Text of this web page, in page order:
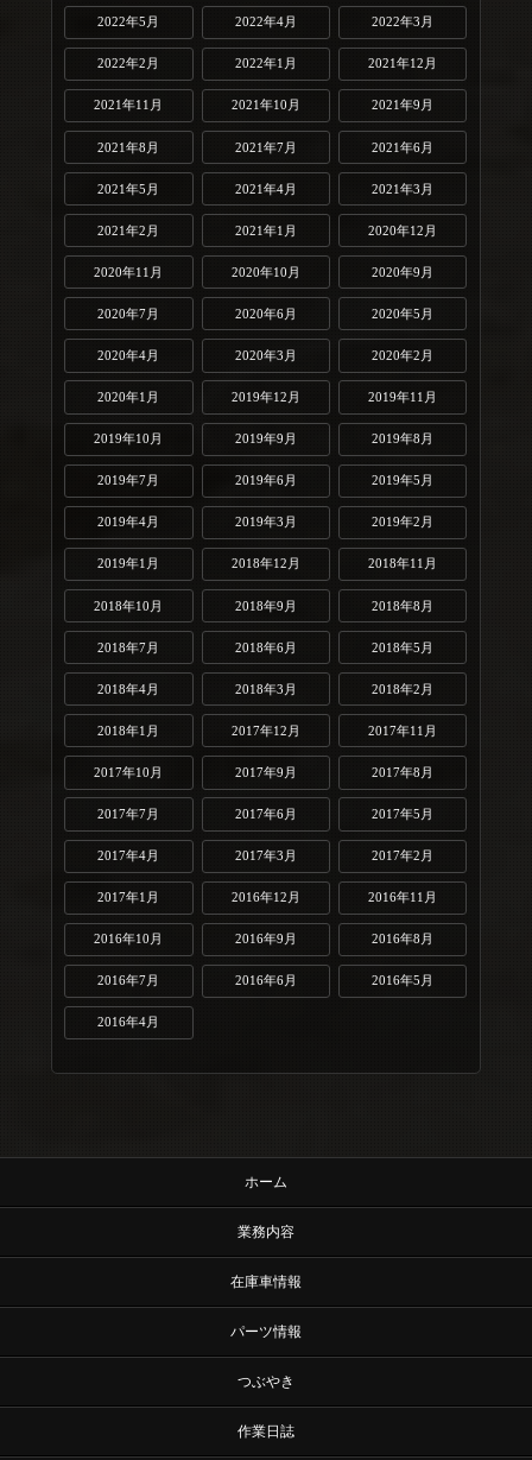
2022年5月 2022年4月 2022年3月
2022年2月 2022年1月 2021年12月
2021年11月 2021年10月 2021年9月
2021年8月 2021年7月 2021年6月
2021年5月 2021年4月 2021年3月
2021年2月 2021年1月 2020年12月
2020年11月 2020年10月 2020年9月
2020年7月 2020年6月 2020年5月
2020年4月 2020年3月 2020年2月
2020年1月 2019年12月 2019年11月
2019年10月 2019年9月 2019年8月
2019年7月 2019年6月 2019年5月
2019年4月 2019年3月 2019年2月
2019年1月 2018年12月 2018年11月
2018年10月 2018年9月 2018年8月
2018年7月 2018年6月 2018年5月
2018年4月 2018年3月 2018年2月
2018年1月 2017年12月 2017年11月
2017年10月 2017年9月 2017年8月
2017年7月 2017年6月 2017年5月
2017年4月 2017年3月 2017年2月
2017年1月 2016年12月 2016年11月
2016年10月 2016年9月 2016年8月
2016年7月 2016年6月 2016年5月
2016年4月
ホーム
業務内容
在庫車情報
パーツ情報
つぶやき
作業日誌